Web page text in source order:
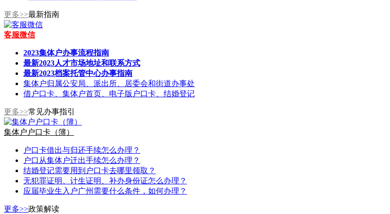
更多>>最新指南
客服微信
2023集体户办事流程指南
最新2023人才市场地址和联系方式
最新2023档案托管中心办事指南
集体户归属公安局、派出所、居委会和街道办事处
借户口卡、集体户首页、电子版户口卡、结婚登记
更多>>常见办事指引
集体户户口卡（簿）
户口卡借出与归还手续怎么办理？
户口从集体户迁出手续怎么办理？
结婚登记需要用到户口卡去哪里领取？
无犯罪证明、计生证明、补办身份证怎么办理？
应届毕业生入户广州需要什么条件，如何办理？
更多>>政策解读